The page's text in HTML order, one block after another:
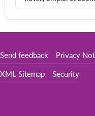
Send feedback Privacy
XML Sitemap Security